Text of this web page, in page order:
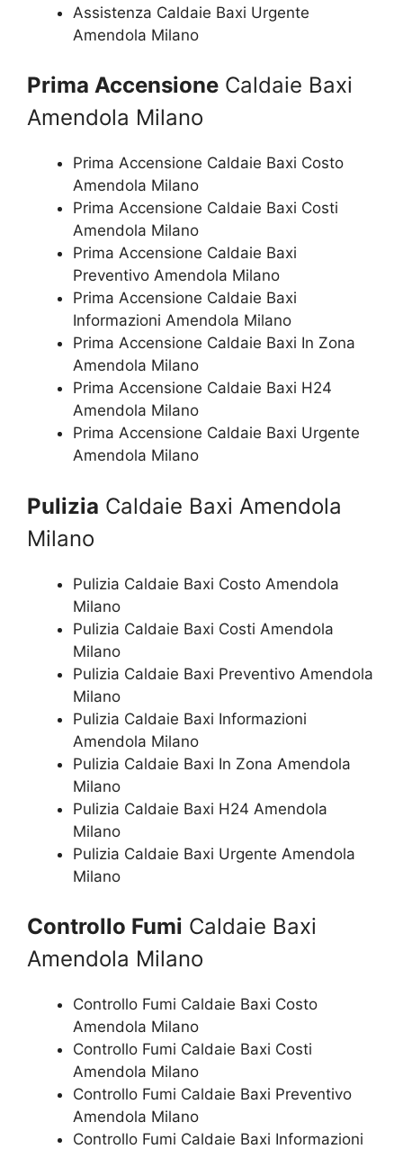
Assistenza Caldaie Baxi Urgente
Amendola Milano
Prima Accensione Caldaie Baxi
Amendola Milano
Prima Accensione Caldaie Baxi Costo
Amendola Milano
Prima Accensione Caldaie Baxi Costi
Amendola Milano
Prima Accensione Caldaie Baxi
Preventivo Amendola Milano
Prima Accensione Caldaie Baxi
Informazioni Amendola Milano
Prima Accensione Caldaie Baxi In Zona
Amendola Milano
Prima Accensione Caldaie Baxi H24
Amendola Milano
Prima Accensione Caldaie Baxi Urgente
Amendola Milano
Pulizia Caldaie Baxi Amendola
Milano
Pulizia Caldaie Baxi Costo Amendola
Milano
Pulizia Caldaie Baxi Costi Amendola
Milano
Pulizia Caldaie Baxi Preventivo Amendola
Milano
Pulizia Caldaie Baxi Informazioni
Amendola Milano
Pulizia Caldaie Baxi In Zona Amendola
Milano
Pulizia Caldaie Baxi H24 Amendola
Milano
Pulizia Caldaie Baxi Urgente Amendola
Milano
Controllo Fumi Caldaie Baxi
Amendola Milano
Controllo Fumi Caldaie Baxi Costo
Amendola Milano
Controllo Fumi Caldaie Baxi Costi
Amendola Milano
Controllo Fumi Caldaie Baxi Preventivo
Amendola Milano
Controllo Fumi Caldaie Baxi Informazioni